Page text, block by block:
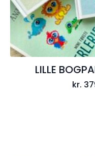
LILLE
kr.